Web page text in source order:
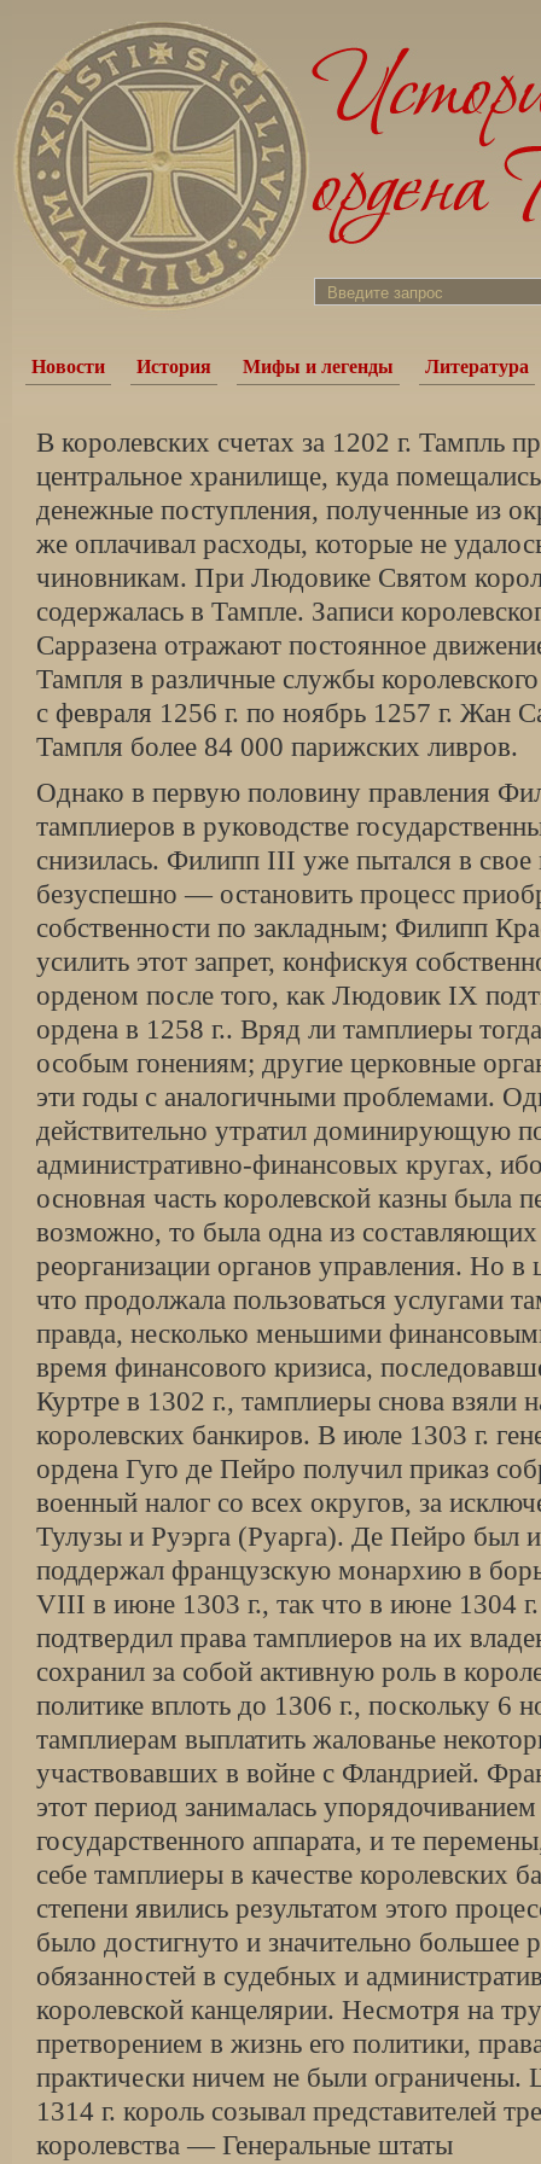
Новости История Мифы и легенды Литература
В королевских счетах за 1202 г. Тампль
центральное хранилище, куда
денежные поступления, полученные из
же оплачивал расходы, которые не
чиновникам. При Людовике Святом
содержалась в Тампле. Записи
Сарразена отражают постоянное
Тампля в различные службы
с февраля 1256 г. по ноябрь 1257 г. Жан
Тампля более 84 000 парижских ливров.
Однако в первую половину правления
тамплиеров в руководстве
снизилась. Филипп III уже пытался в
безуспешно — остановить процесс
собственности по закладным; Филипп
усилить этот запрет, конфискуя
орденом после того, как Людовик IX
ордена в 1258 г.. Вряд ли тамплиеры
особым гонениям; другие церковные
эти годы с аналогичными проблемами.
действительно утратил доминирующую
административно-финансовых кругах,
основная часть королевской казны была
возможно, то была одна из
реорганизации органов управления. Но
что продолжала пользоваться услугами
правда, несколько меньшими
время финансового кризиса,
Куртре в 1302 г., тамплиеры снова взяли
королевских банкиров. В июле 1303 г.
ордена Гуго де Пейро получил приказ
военный налог со всех округов, за
Тулузы и Руэрга (Руарга). Де Пейро был
поддержал французскую монархию в
VIII в июне 1303 г., так что в июне 1304
подтвердил права тамплиеров на их
сохранил за собой активную роль в
политике вплоть до 1306 г., поскольку 6
тамплиерам выплатить жалованье
участвовавших в войне с Фландрией.
этот период занималась
государственного аппарата, и те
себе тамплиеры в качестве королевских
степени явились результатом этого
было достигнуто и значительно большее
обязанностей в судебных и
королевской канцелярии. Несмотря на
претворением в жизнь его политики,
практически ничем не были ограничены.
1314 г. король созывал представителей
королевства — Генеральные штаты